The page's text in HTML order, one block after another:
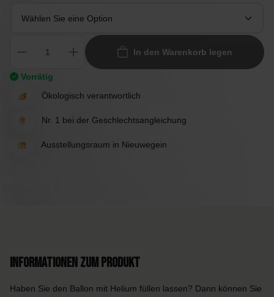
In den Warenkorb legen
Vorrätig
Ökologisch verantwortlich
Nr. 1 bei der Geschlechtsangleichung
Ausstellungsraum in Nieuwegein
Informationen zum Produkt
Haben Sie den Ballon mit Helium füllen lassen? Dann können Sie